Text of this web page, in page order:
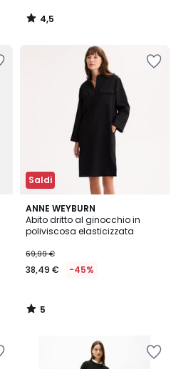
4,5
/
Saldi
ANNE WEYBURN
Abito dritto al ginocchio in
poliviscosa elasticizzata
69,99 €
38,49 € -45%
5
/
5
5
/